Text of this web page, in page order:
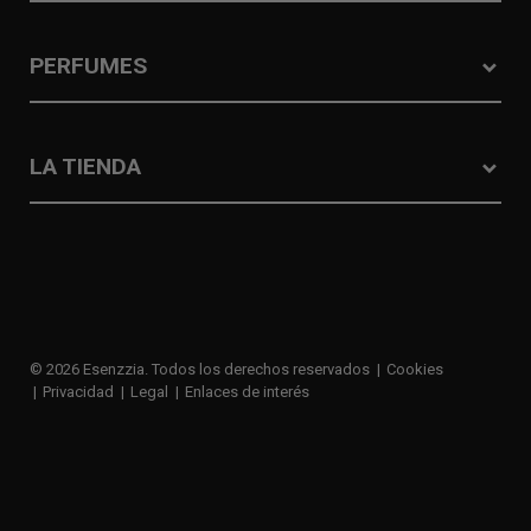
PERFUMES
LA TIENDA
© 2026 Esenzzia. Todos los derechos reservados
Cookies
Privacidad
Legal Enlaces de interés